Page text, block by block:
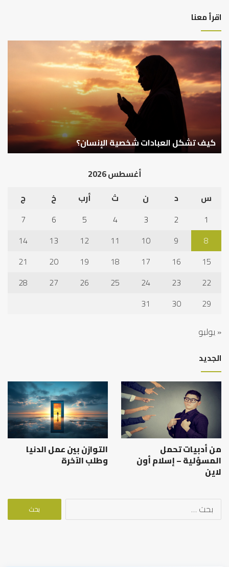
اقرأ معنا
كيف
العبادات
شخصية
الإنسان؟
كيف تشكل العبادات شخصية الإنسان؟
أغسطس 2026
س
د ن ث أرب خ
ج
1
2
3
4
5
6
7
8
9
10
11
12
13
14
15
16
17
18
19
20
21
22
23
24
25
26
27
28
29
30
31
« يوليو
الجديد
من أدبيات تحمل
المسؤلية – إسلام أون
لاين
التوازن بين عمل الدنيا
وطلب الآخرة
البحث